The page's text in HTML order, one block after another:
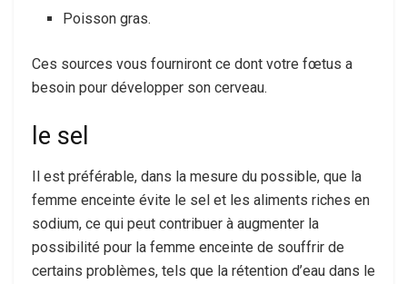
Poisson gras.
Ces sources vous fourniront ce dont votre fœtus a
besoin pour développer son cerveau.
le sel
Il est préférable, dans la mesure du possible, que la
femme enceinte évite le sel et les aliments riches en
sodium, ce qui peut contribuer à augmenter la
possibilité pour la femme enceinte de souffrir de
certains problèmes, tels que la rétention d’eau dans le